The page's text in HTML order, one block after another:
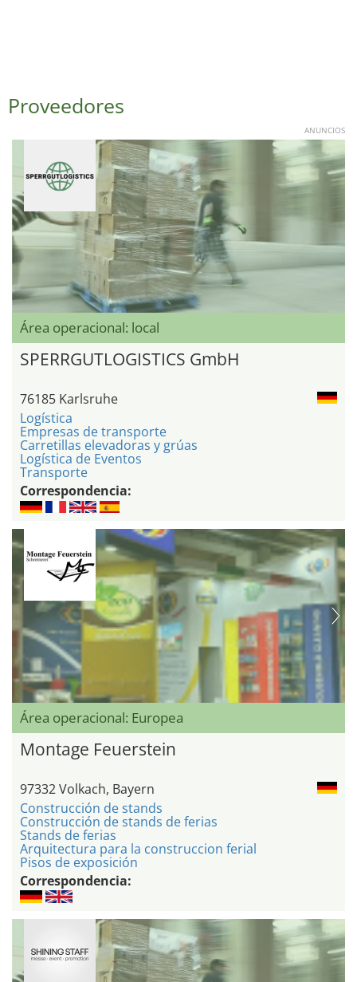
Proveedores
ANUNCIOS
Área operacional: local
SPERRGUTLOGISTICS GmbH
76185 Karlsruhe
Logística
Empresas de transporte
Carretillas elevadoras y grúas
Logística de Eventos
Transporte
Correspondencia:
Área operacional: Europea
Montage Feuerstein
97332 Volkach, Bayern
Construcción de stands
Construcción de stands de ferias
Stands de ferias
Arquitectura para la construccion ferial
Pisos de exposición
Correspondencia: